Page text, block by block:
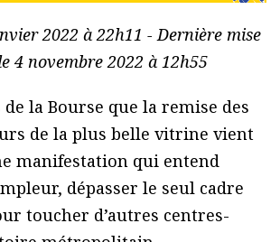
2022 à 22h11 - Dernière mise
4 novembre 2022 à 12h55
de la Bourse que la remise des
de la plus belle vitrine vient
manifestation qui entend
dépasser le seul cadre
toucher d’autres centres-